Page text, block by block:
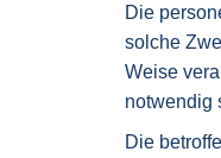
Die
solche
Weise
notwendig
Die